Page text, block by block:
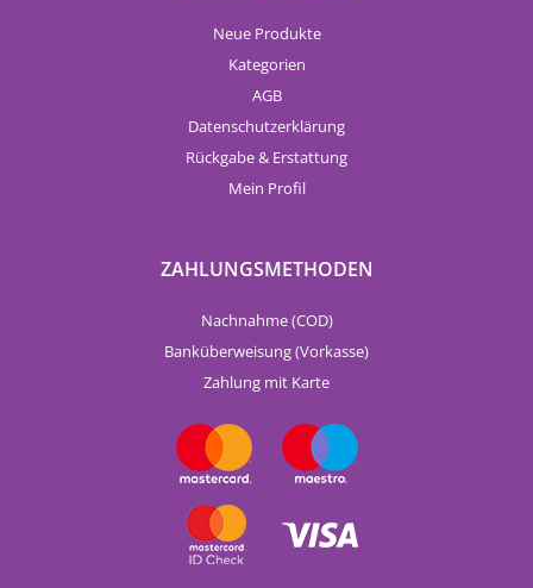
Neue Produkte
Kategorien
AGB
Datenschutzerklärung
Rückgabe & Erstattung
Mein Profil
ZAHLUNGSMETHODEN
Nachnahme (COD)
Banküberweisung (Vorkasse)
Zahlung mit Karte